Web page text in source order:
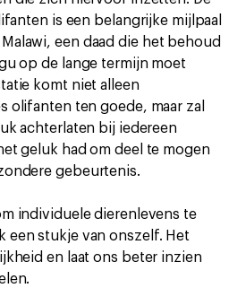
is een belangrijke mijlpaal
een daad die het behoud
op de lange termijn moet
komt niet alleen
olifanten ten goede, maar zal
achterlaten bij iedereen
geluk had om deel te mogen
gebeurtenis.
individuele dierenlevens te
een stukje van onszelf. Het
en laat ons beter inzien